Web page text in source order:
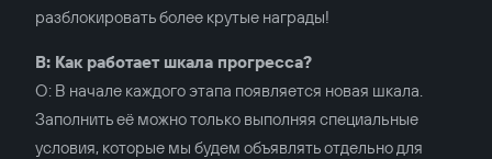
разблокировать более крутые награды!
В: Как работает шкала прогресса?
О: В начале каждого этапа появляется новая шкала.
Заполнить её можно только выполняя специальные
условия, которые мы будем объявлять отдельно для